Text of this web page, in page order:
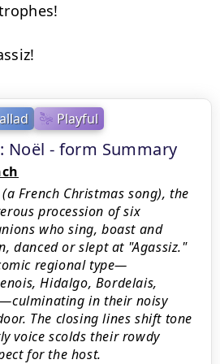
Playful
Noël - form Summary
French Christmas song), the
procession of six
who sing, boast and
danced or slept at "Agassiz."
regional type—
Hidalgo, Bordelais,
in their noisy
The closing lines shift tone
voice scolds their rowdy
for the host.